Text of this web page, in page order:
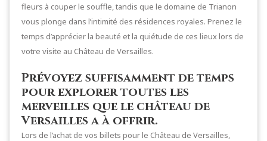
fleurs à couper le souffle, tandis que le domaine de Trianon
vous plonge dans l’intimité des résidences royales. Prenez le
temps d’apprécier la beauté et la quiétude de ces lieux lors de
votre visite au Château de Versailles.
Prévoyez suffisamment de temps
pour explorer toutes les
merveilles que le château de
Versailles a à offrir.
Lors de l’achat de vos billets pour le Château de Versailles,